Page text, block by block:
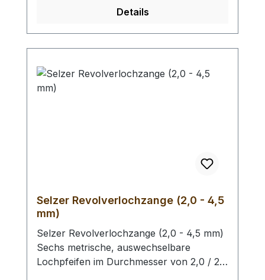
erhalten Sie 1 Selzer Rundlocheisen der
gewählten Größe.
Details
Selzer Revolverlochzange (2,0 - 4,5
mm)
Selzer Revolverlochzange (2,0 - 4,5 mm)
Sechs metrische, auswechselbare
Lochpfeifen im Durchmesser von 2,0 / 2,5